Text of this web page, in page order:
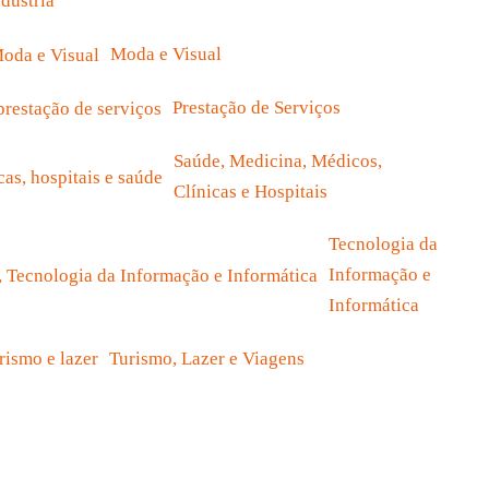
Moda e Visual
Prestação de Serviços
Saúde, Medicina, Médicos,
Clínicas e Hospitais
Tecnologia da
Informação e
Informática
Turismo, Lazer e Viagens